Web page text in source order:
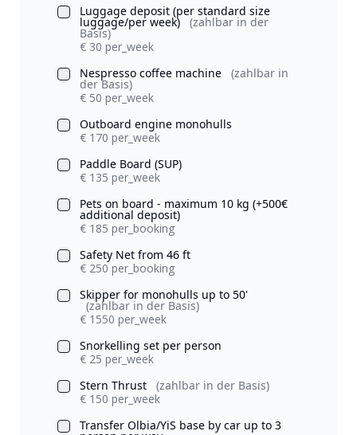
Luggage deposit (per standard size
luggage/per week) (zahlbar in der
Basis)
€ 30 per_week
Nespresso coffee machine
(zahlbar in
der Basis)
€ 50 per_week
Outboard engine monohulls
€ 170 per_week
Paddle Board (SUP)
€ 135 per_week
Pets on board - maximum 10 kg (+500€
additional deposit)
€ 185 per_booking
Safety Net from 46 ft
€ 250 per_booking
Skipper for monohulls up to 50'
(zahlbar in der Basis)
€ 1550 per_week
Snorkelling set per person
€ 25 per_week
Stern Thrust
(zahlbar in der Basis)
€ 150 per_week
Transfer Olbia/YiS base by car up to 3